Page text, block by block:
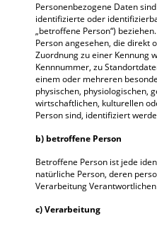
Personenbezogene Daten
identifizierte oder
„betroffene Person“)
Person angesehen, die direkt
Zuordnung zu einer Kennung
Kennnummer, zu
einem oder mehreren
physischen, physiologischen,
wirtschaftlichen, kulturellen
Person sind, identifiziert
b) betroffene Person
Betroffene Person ist jede
natürliche Person, deren
Verarbeitung
c) Verarbeitung